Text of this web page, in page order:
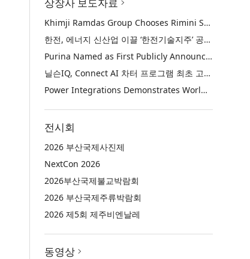
Khimji Ramdas Group Chooses Rimini Street to Reduce SAP Support Costs, Protect 700+ Customizations and Reinvest Savings in Innovation
한전, 에너지 신산업 이끌 ‘한전기술지주’ 공식 출범
Purina Named as First Publicly Announced NIQ ConnectAI Charter Client
닐슨IQ, Connect AI 차터 프로그램 최초 고객사 ‘퓨리나’ 선정
Power Integrations Demonstrates World’s First 2200 V GaN Technology for Next-Era High-Voltage Power Systems
전시회
2026 부산국제사진제
NextCon 2026
2026부산국제불교박람회
2026 부산국제주류박람회
2026 제5회 제주비엔날레
동영상